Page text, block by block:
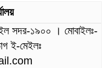
সদর-১৯০০ । মোবাইলঃ-
ই-মেইলঃ